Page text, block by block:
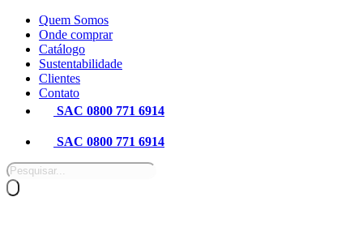
Pular
para
conteúdo
Quem Somos
Onde comprar
Catálogo
Sustentabilidade
Clientes
Contato
SAC 0800 771 6914
SAC 0800 771 6914
Pesquisar
produtos